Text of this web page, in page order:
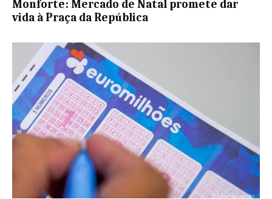
Monforte: Mercado de Natal promete dar
vida à Praça da República